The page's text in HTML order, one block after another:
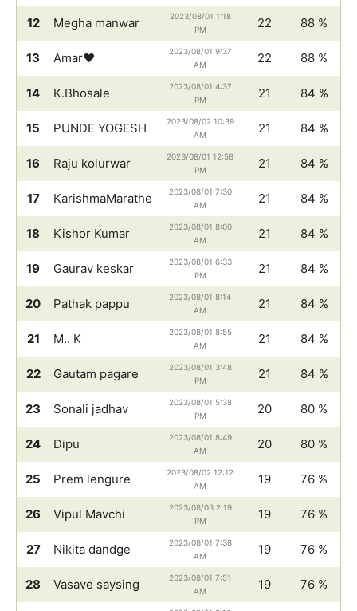
12 Megha manwar
2023/08/01 1:18
PM
22 88 %
13 Amar♥️
2023/08/01 9:37
AM
22 88 %
14 K.Bhosale
2023/08/01 4:37
PM
21 84 %
15 PUNDE YOGESH
2023/08/02 10:39
AM
21 84 %
16 Raju kolurwar
2023/08/01 12:58
PM
21 84 %
17 KarishmaMarathe
2023/08/01 7:30
AM
21 84 %
18 Kishor Kumar
2023/08/01 8:00
AM
21 84 %
19 Gaurav keskar
2023/08/01 6:33
PM
21 84 %
20 Pathak pappu
2023/08/01 8:14
AM
21 84 %
21 M.. K
2023/08/01 8:55
AM
21 84 %
22 Gautam pagare
2023/08/01 3:48
PM
21 84 %
23 Sonali jadhav
2023/08/01 5:38
PM
20 80 %
24 Dipu
2023/08/01 8:49
AM
20 80 %
25 Prem lengure
2023/08/02 12:12
AM
19 76 %
26 Vipul Mavchi
2023/08/03 2:19
PM
19 76 %
27 Nikita dandge
2023/08/01 7:38
AM
19 76 %
28 Vasave saysing
2023/08/01 7:51
AM
19 76 %